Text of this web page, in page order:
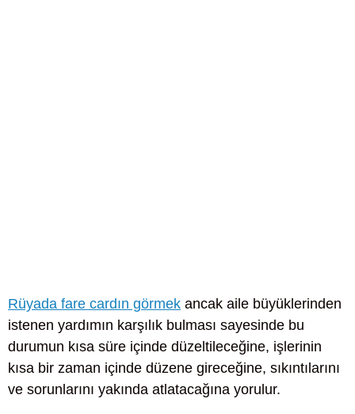
Rüyada fare cardın görmek ancak aile büyüklerinden
istenen yardımın karşılık bulması sayesinde bu
durumun kısa süre içinde düzeltileceğine, işlerinin
kısa bir zaman içinde düzene gireceğine, sıkıntılarını
ve sorunlarını yakında atlatacağına yorulur.